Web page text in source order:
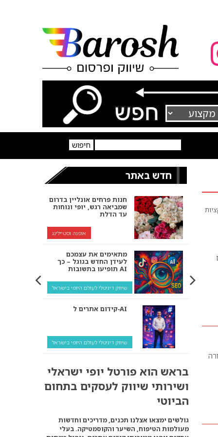
חדש באתר
חנות פרחים אונליין בדרום
שמביאה רגש, יופי ונוחות
עד הדלת
אופנה וסטיילינג
מתאימים את עצמכם
לעידן החדש בגוגל – כך
תופיעו בתשובות AI
שיווק דיגיטלי לעולם היופי בישראל
קידום אתרים ל‑AI
שיווק דיגיטלי לעולם היופי בישראל
ולמה העסק שלך צריך
להתאים את עצמו אליהם?
קידום ל‑AI לעומת קידום
רגיל: איפה הכסף נמצא
באמת?
בראש הוא פורטל יופי ישראלי
ושירותי שיווק לעסקים בתחום
הביוטי
גולשים ימצאו אצלנו תכנים, מדריכים וחדשות
מעולמות הטיפוח, השיער והקוסמטיקה. בעלי